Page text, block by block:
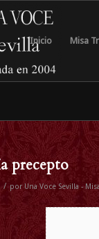
Inicio Misa
precepto
/ porUna Voce Sevilla -